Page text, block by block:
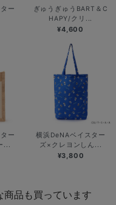
ー
ぎゅうぎゅうBART＆C
HAPY/クリ...
¥4,600
ー
...
横浜DeNAベイスター
ズ×クレヨンしん...
¥3,800
商品も買っています